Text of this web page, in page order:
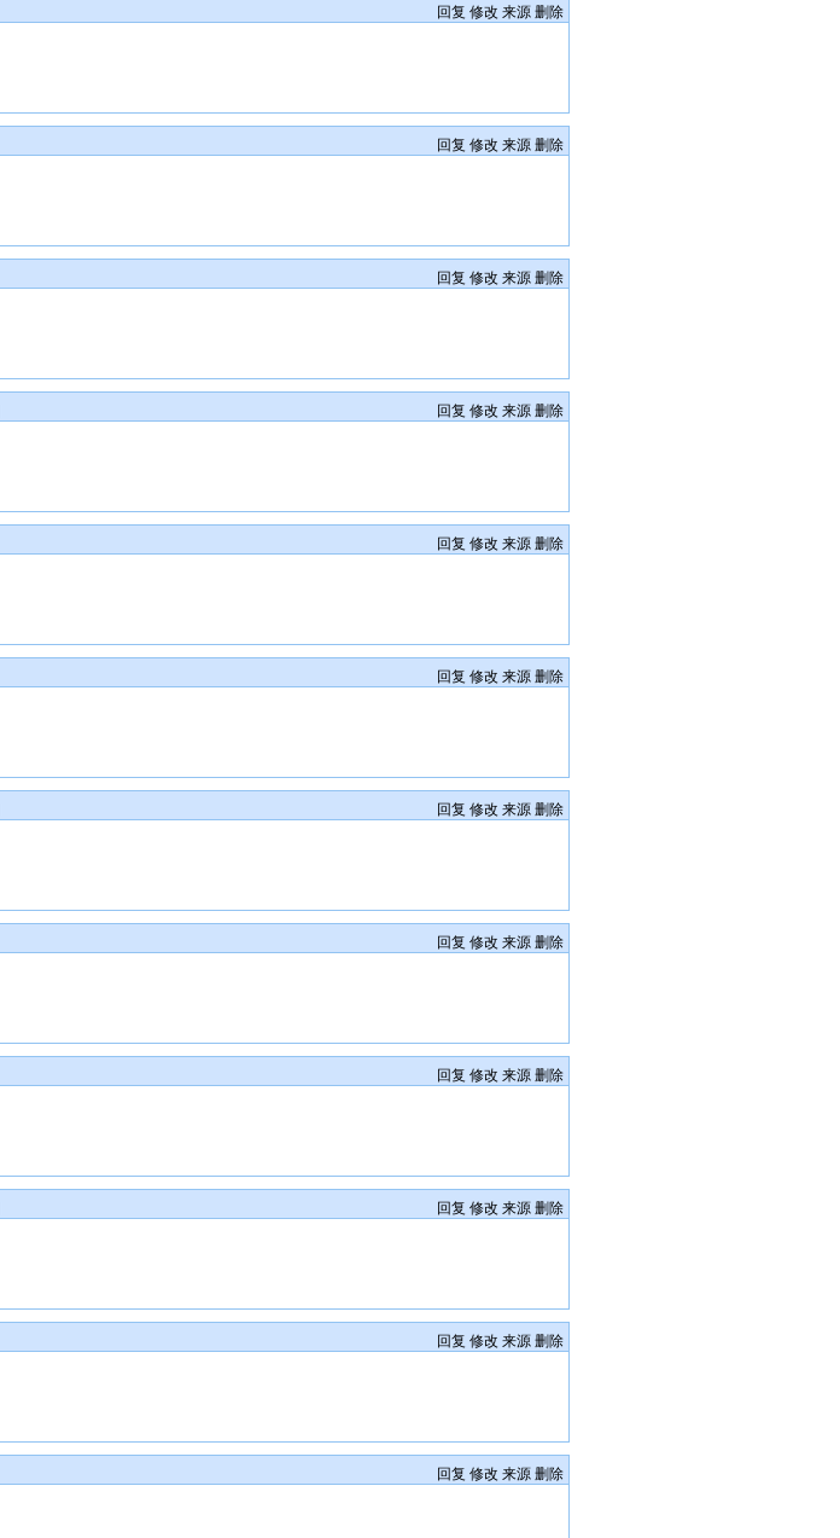
回复 修改 来源 删除
回复 修改 来源 删除
回复 修改 来源 删除
回复 修改 来源 删除
回复 修改 来源 删除
回复 修改 来源 删除
回复 修改 来源 删除
回复 修改 来源 删除
回复 修改 来源 删除
回复 修改 来源 删除
回复 修改 来源 删除
回复 修改 来源 删除